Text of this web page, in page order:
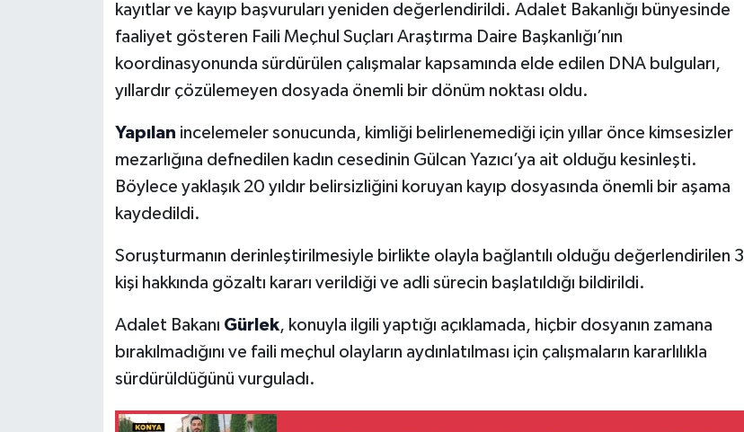
kayıtlar ve kayıp başvuruları yeniden değerlendirildi. Adalet Bakanlığı bünyesinde
faaliyet gösteren Faili Meçhul Suçları Araştırma Daire Başkanlığı’nın
koordinasyonunda sürdürülen çalışmalar kapsamında elde edilen DNA bulguları,
yıllardır çözülemeyen dosyada önemli bir dönüm noktası oldu.
Yapılan incelemeler sonucunda, kimliği belirlenemediği için yıllar önce kimsesizler
mezarlığına defnedilen kadın cesedinin Gülcan Yazıcı’ya ait olduğu kesinleşti.
Böylece yaklaşık 20 yıldır belirsizliğini koruyan kayıp dosyasında önemli bir aşama
kaydedildi.
Soruşturmanın derinleştirilmesiyle birlikte olayla bağlantılı olduğu değerlendirilen 3
kişi hakkında gözaltı kararı verildiği ve adli sürecin başlatıldığı bildirildi.
Adalet Bakanı Gürlek, konuyla ilgili yaptığı açıklamada, hiçbir dosyanın zamana
bırakılmadığını ve faili meçhul olayların aydınlatılması için çalışmaların kararlılıkla
sürdürüldüğünü vurguladı.